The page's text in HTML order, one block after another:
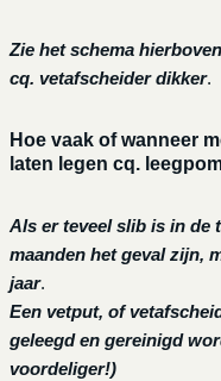
Zie het schema hierboven
cq. vetafscheider dikker.
Hoe vaak of wanneer
laten legen cq.
Als er teveel slib is in de
maanden het geval zijn,
jaar.
Een vetput, of
geleegd en gereinigd
voordeliger!)